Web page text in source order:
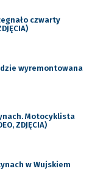
czwarty
wyremontowana
Motocyklista
ZDJĘCIA)
w Wujskiem